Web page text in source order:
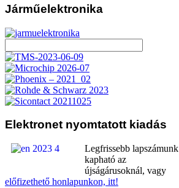
Járműelektronika
Elektronet nyomtatott kiadás
Legfrissebb lapszámunk
kapható az
újságárusoknál, vagy
előfizethető honlapunkon, itt!